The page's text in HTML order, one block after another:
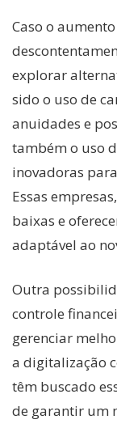
Caso o
explorar
sido o uso de
anuidades e
também o uso
inovadoras
Essas
baixas e
adaptável ao
Outra
controle
gerenciar
a digitalização
têm buscado
de garantir um